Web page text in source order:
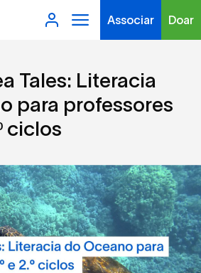
Associar Doar
Tales: Literacia
para professores
ciclos